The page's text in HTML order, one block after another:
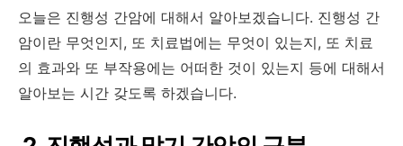
오늘은 진행성 간암에 대해서 알아보겠습니다. 진행성 간
암이란 무엇인지, 또 치료법에는 무엇이 있는지, 또 치료
의 효과와 또 부작용에는 어떠한 것이 있는지 등에 대해서
알아보는 시간 갖도록 하겠습니다.